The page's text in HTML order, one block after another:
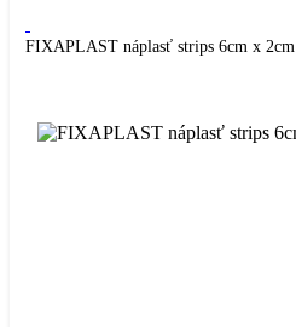
FIXAPLAST náplasť strips 6cm x 2cm